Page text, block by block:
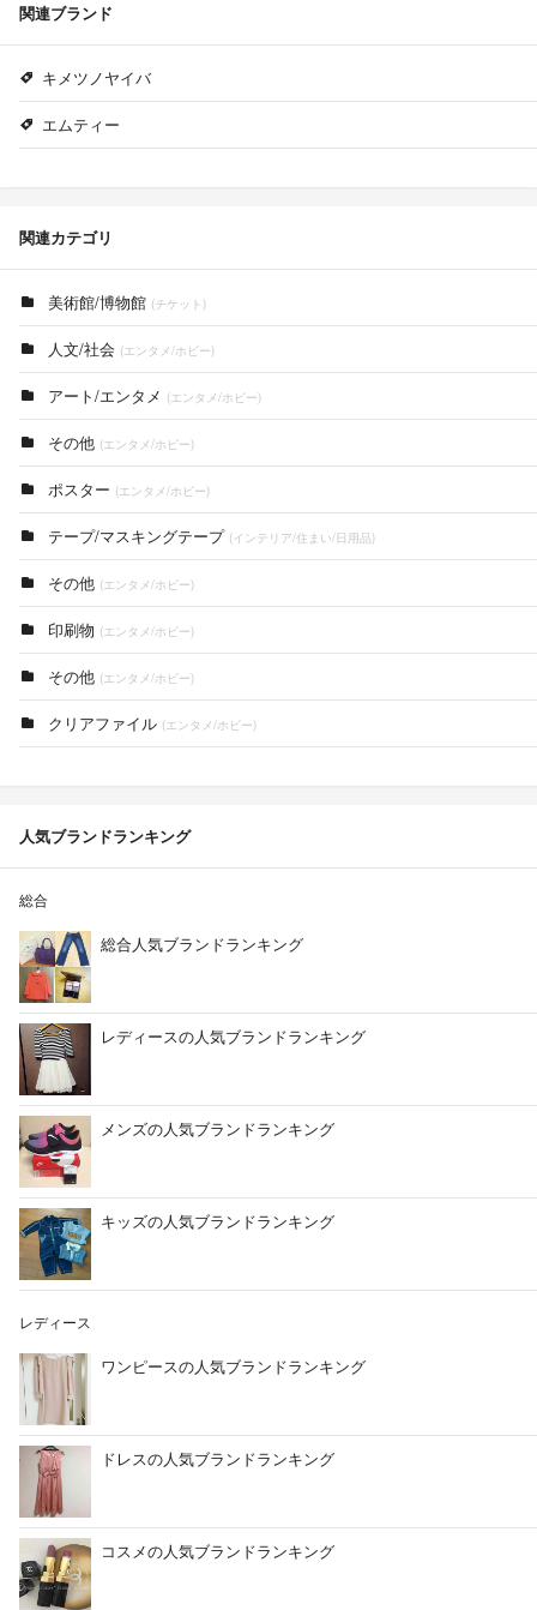
関連ブランド
キメツノヤイバ
エムティー
関連カテゴリ
美術館/博物館 (チケット)
人文/社会 (エンタメ/ホビー)
アート/エンタメ (エンタメ/ホビー)
その他 (エンタメ/ホビー)
ポスター (エンタメ/ホビー)
テープ/マスキングテープ (インテリア/住まい/日用品)
その他 (エンタメ/ホビー)
印刷物 (エンタメ/ホビー)
その他 (エンタメ/ホビー)
クリアファイル (エンタメ/ホビー)
人気ブランドランキング
総合
総合人気ブランドランキング
レディースの人気ブランドランキング
メンズの人気ブランドランキング
キッズの人気ブランドランキング
レディース
ワンピースの人気ブランドランキング
ドレスの人気ブランドランキング
コスメの人気ブランドランキング